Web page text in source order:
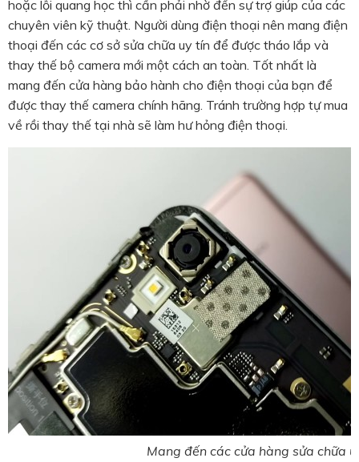
hoặc lỗi quang học thì cần phải nhờ đến sự trợ giúp của các
chuyên viên kỹ thuật. Người dùng điện thoại nên mang điện
thoại đến các cơ sở sửa chữa uy tín để được tháo lắp và
thay thế bộ camera mới một cách an toàn. Tốt nhất là
mang đến cửa hàng bảo hành cho điện thoại của bạn để
được thay thế camera chính hãng. Tránh trường hợp tự mua
về rồi thay thế tại nhà sẽ làm hư hỏng điện thoại.
Mang đến các cửa hàng sửa chữa